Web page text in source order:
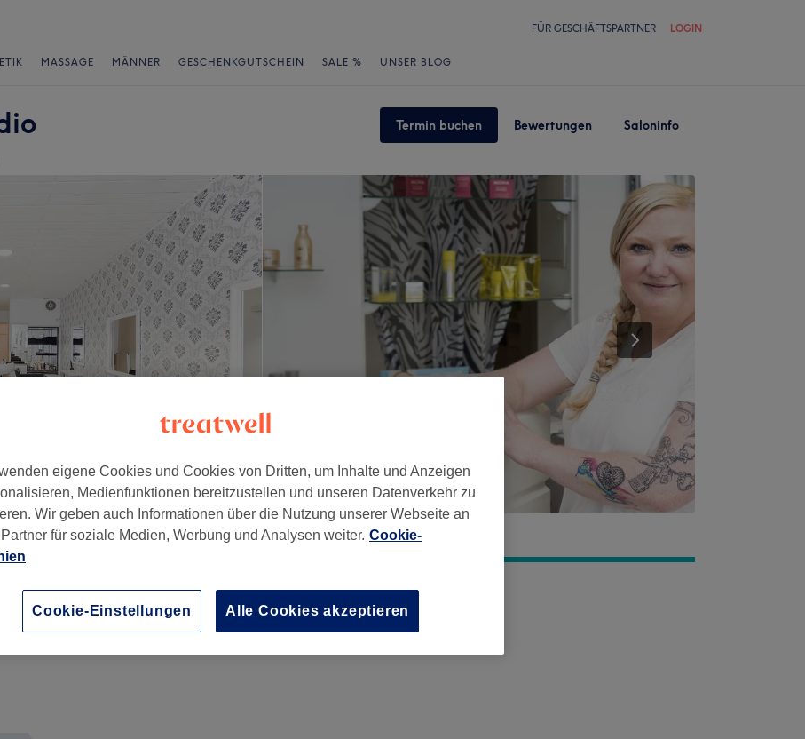
FÜR GESCHÄFTSPARTNER LOGIN
MASSAGE MÄNNER GESCHENKGUTSCHEIN SALE % UNSER BLOG
Termin buchen Bewertungen Saloninfo
, 51069
eigene Cookies und Cookies von Dritten, um Inhalte und Anzeigen
Medienfunktionen bereitzustellen und unseren Datenverkehr zu
Wir geben auch Informationen über die Nutzung unserer Webseite an
für soziale Medien, Werbung und Analysen weiter. Cookie-
Cookie-Einstellungen Alle Cookies akzeptieren